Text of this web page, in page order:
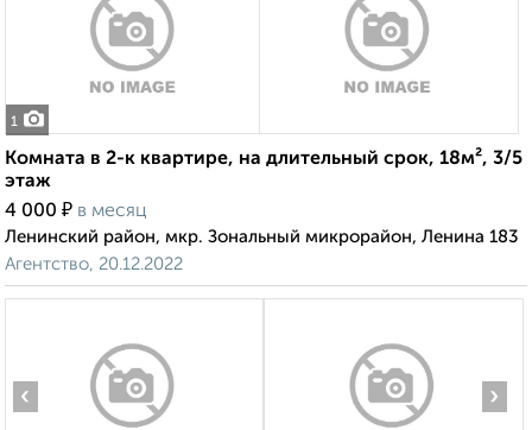
1
Комната в 2-к квартире, на длительный срок, 18м², 3/5
этаж
4 000 ₽ в месяц
Ленинский район, мкр. Зональный микрорайон, Ленина 183
Агентство, 20.12.2022
‹ ›